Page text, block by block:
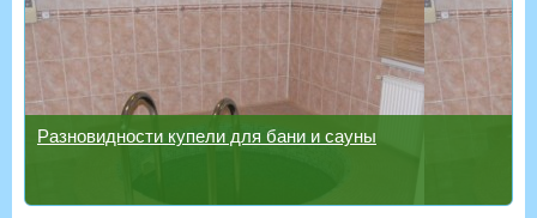
Разновидности купели для бани и сауны